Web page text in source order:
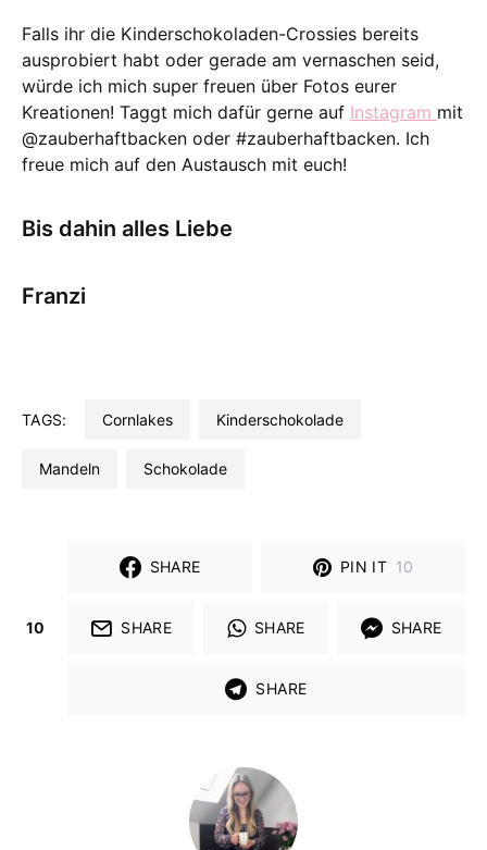
Falls ihr die Kinderschokoladen-Crossies bereits
ausprobiert habt oder gerade am vernaschen seid,
würde ich mich super freuen über Fotos eurer
Kreationen! Taggt mich dafür gerne auf Instagram mit
@zauberhaftbacken oder #zauberhaftbacken. Ich
freue mich auf den Austausch mit euch!
Bis dahin alles Liebe
Franzi
TAGS: Cornlakes Kinderschokolade
Mandeln Schokolade
10
SHARE PIN IT 10
SHARE SHARE SHARE
SHARE